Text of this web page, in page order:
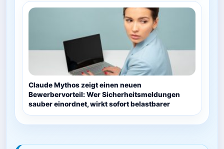
Claude Mythos zeigt einen neuen
Bewerbervorteil: Wer Sicherheitsmeldungen
sauber einordnet, wirkt sofort belastbarer